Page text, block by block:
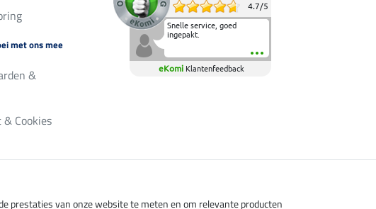
met ons mee
&
Cookies
4.7/5
Snelle service, goed
ingepakt.
eKomi Klantenfeedback
prestaties van onze website te meten en om relevante producten